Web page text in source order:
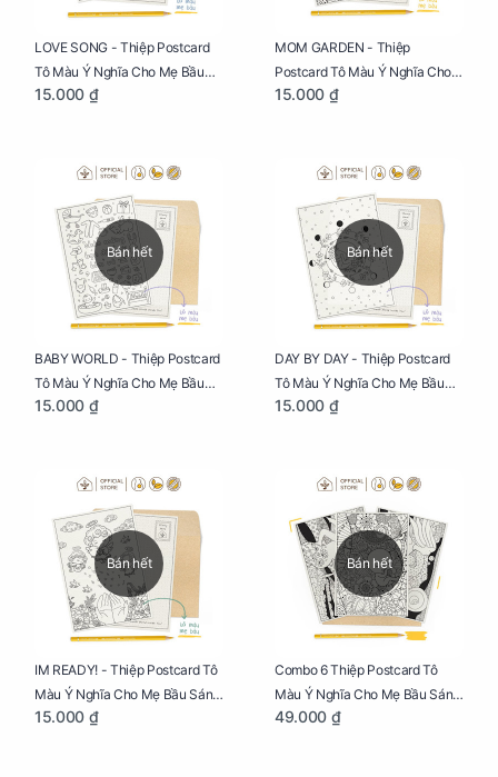
LOVE SONG - Thiệp Postcard
Tô Màu Ý Nghĩa Cho Mẹ Bầu
Sáng Tạo, Thư Giãn Và Hạnh
15.000 ₫
MOM GARDEN - Thiệp
Postcard Tô Màu Ý Nghĩa Cho
Mẹ Bầu Sáng Tạo, Thư Giãn Và
15.000 ₫
Bán hết
BABY WORLD - Thiệp Postcard
Tô Màu Ý Nghĩa Cho Mẹ Bầu
Sáng Tạo, Thư Giãn Và Hạnh
15.000 ₫
Bán hết
DAY BY DAY - Thiệp Postcard
Tô Màu Ý Nghĩa Cho Mẹ Bầu
Sáng Tạo, Thư Giãn Và Hạnh
15.000 ₫
Bán hết
IM READY! - Thiệp Postcard Tô
Màu Ý Nghĩa Cho Mẹ Bầu Sáng
Tạo, Thư Giãn Và Hạnh Phúc
15.000 ₫
Bán hết
Combo 6 Thiệp Postcard Tô
Màu Ý Nghĩa Cho Mẹ Bầu Sáng
Tạo, Thư Giãn Và Hạnh Phúc
49.000 ₫